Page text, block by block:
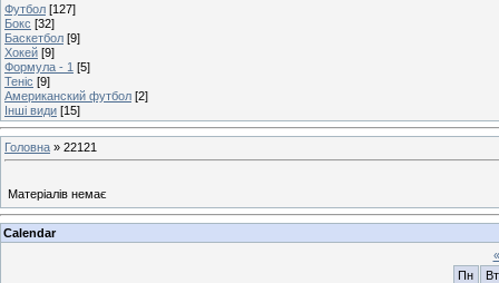
Футбол [127]
Бокс [32]
Баскетбол [9]
Хокей [9]
Формула - 1 [5]
Теніс [9]
Американский футбол [2]
Інші види [15]
Головна » 22121
Матеріалів немає
Calendar
«
Пн
Вт